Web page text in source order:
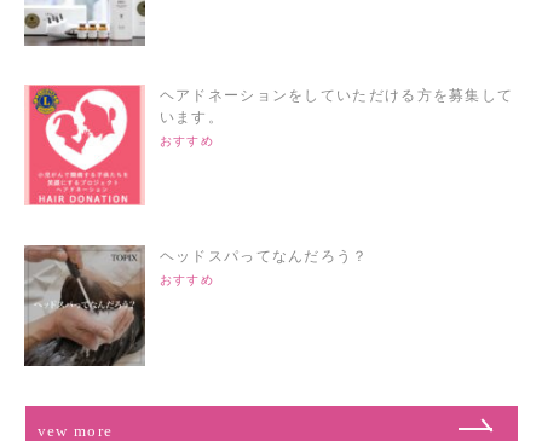
ヘアドネーションをしていただける方を募集して
います。
おすすめ
ヘッドスパってなんだろう？
おすすめ
vew more